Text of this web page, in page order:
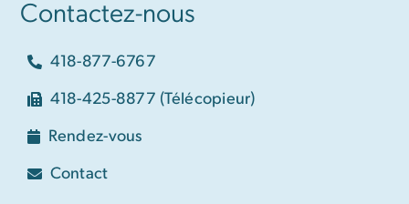
Contactez-nous
418-877-6767
418-425-8877 (Télécopieur)
Rendez-vous
Contact